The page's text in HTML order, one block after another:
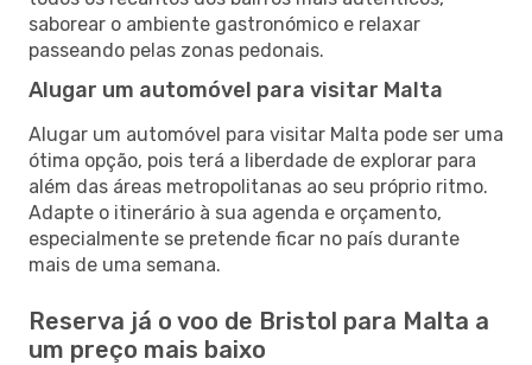
saborear o ambiente gastronómico e relaxar
passeando pelas zonas pedonais.
Alugar um automóvel para visitar Malta
Alugar um automóvel para visitar Malta pode ser uma
ótima opção, pois terá a liberdade de explorar para
além das áreas metropolitanas ao seu próprio ritmo.
Adapte o itinerário à sua agenda e orçamento,
especialmente se pretende ficar no país durante
mais de uma semana.
Reserva já o voo de Bristol para Malta a
um preço mais baixo